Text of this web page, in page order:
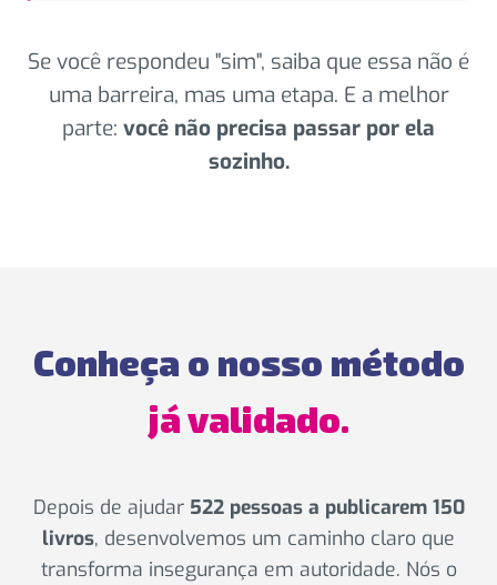
Se você respondeu "sim", saiba que essa não é
uma barreira, mas uma etapa. E a melhor
parte: você não precisa passar por ela
sozinho.
Conheça o nosso método
já validado.
Depois de ajudar 522 pessoas a publicarem 150
livros, desenvolvemos um caminho claro que
transforma insegurança em autoridade. Nós o